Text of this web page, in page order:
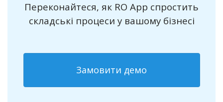
Переконайтеся, як RO App спростить
складські процеси у вашому бізнесі
Замовити демо